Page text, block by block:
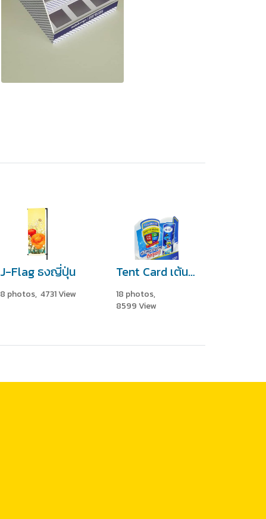
J-Flag ธงญี่ปุ่น
8 photos, 4731 View
Tent Card เต้นท์การ์ด
18 photos,
8599 View